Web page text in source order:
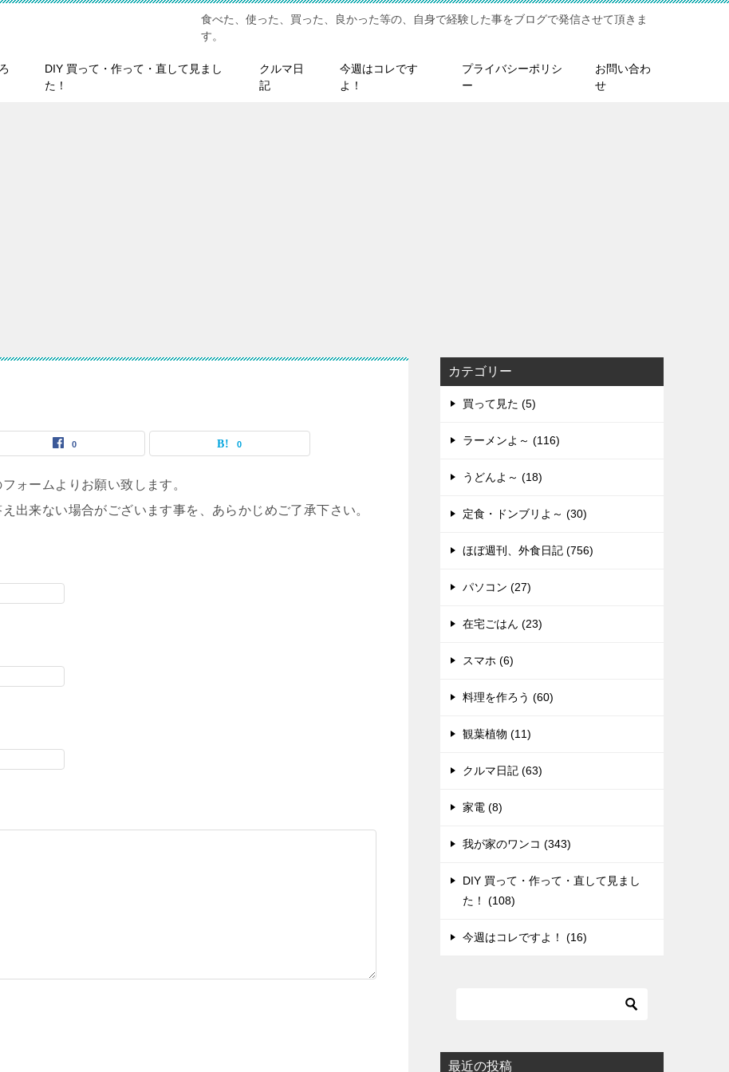
食べた、使った、買った、良かった等の、自身で経験した事をブログで発信させて頂きま
す。
DIY 買って・作って・直して見まし
た！
クルマ日
記
今週はコレです
よ！
プライバシーポリシ
ー
お問い合わ
せ
0 0
ォームよりお願い致します。
出来ない場合がございます事を、あらかじめご了承下さい。
カテゴリー
買って見た (5)
ラーメンよ～ (116)
うどんよ～ (18)
定食・ドンブリよ～ (30)
ほぼ週刊、外食日記 (756)
パソコン (27)
在宅ごはん (23)
スマホ (6)
料理を作ろう (60)
観葉植物 (11)
クルマ日記 (63)
家電 (8)
我が家のワンコ (343)
DIY 買って・作って・直して見まし
た！ (108)
今週はコレですよ！ (16)
最近の投稿